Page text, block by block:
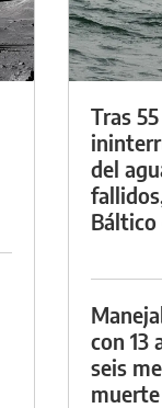
Tras
del
con 13
seis